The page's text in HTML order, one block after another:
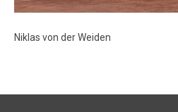
Niklas von der Weiden